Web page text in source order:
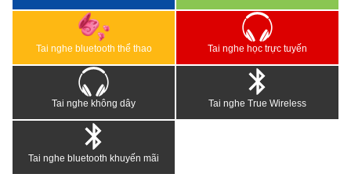
Tai nghe bluetooth thể thao Tai nghe học trực tuyến
Tai nghe không dây Tai nghe True Wireless
Tai nghe bluetooth khuyến mãi